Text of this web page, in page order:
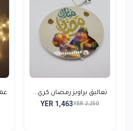
تعاليق براويز رمضان كري...
YER 2,250
YER 1,463